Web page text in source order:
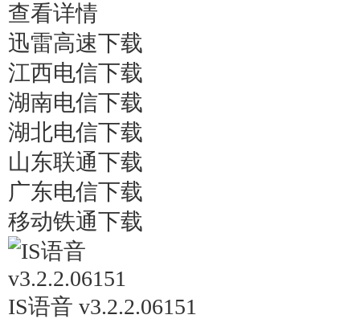
查看详情
迅雷高速下载
江西电信下载
湖南电信下载
湖北电信下载
山东联通下载
广东电信下载
移动铁通下载
IS语音 v3.2.2.06151